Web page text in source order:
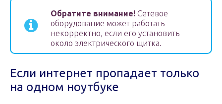
Обратите внимание! Сетевое
оборудование может работать
некорректно, если его установить
около электрического щитка.
Если интернет пропадает только
на одном ноутбуке